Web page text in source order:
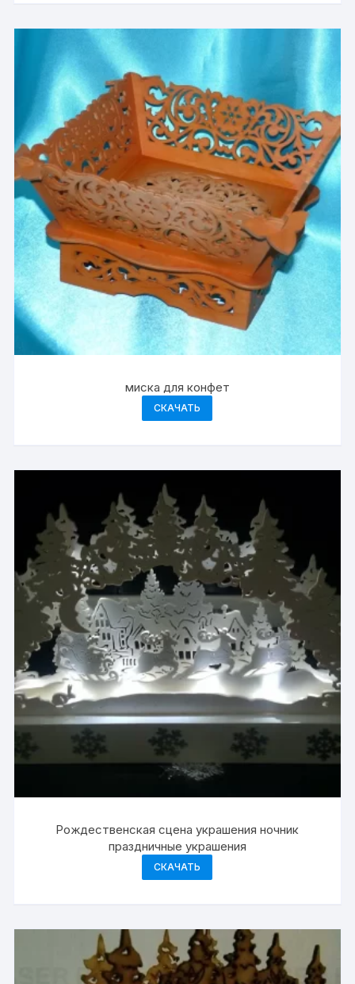
миска для конфет
СКАЧАТЬ
Рождественская сцена украшения ночник
праздничные украшения
СКАЧАТЬ